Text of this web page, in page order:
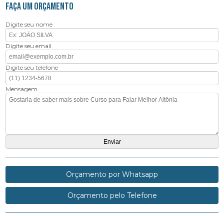
FAÇA UM ORÇAMENTO
Digite seu nome
Digite seu email
Digite seu telefone
Mensagem
Orçamento por Whatsapp
Orçamento pelo Telefone